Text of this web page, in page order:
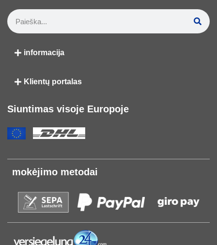
informacija
Klientų portalas
Siuntimas visoje Europoje
mokėjimo metodai